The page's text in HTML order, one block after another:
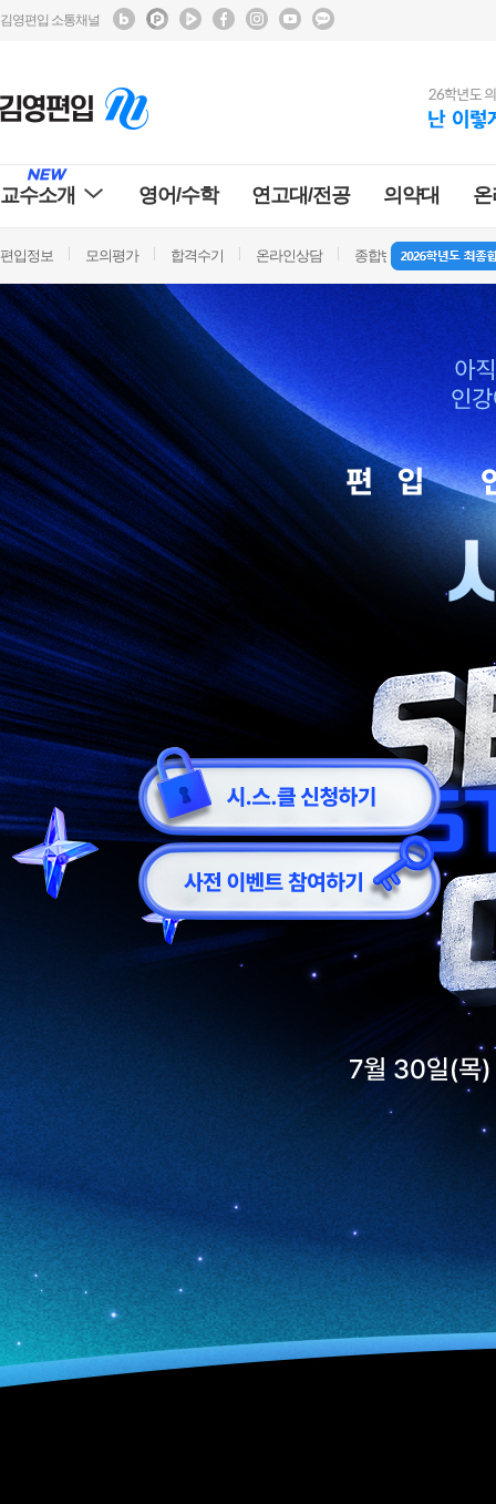
김영편입 소통채널
교수소개 영어/수학 연고대/전공 의약대
편입정보 모의평가 합격수기 온라인상담 종합반 방문상담